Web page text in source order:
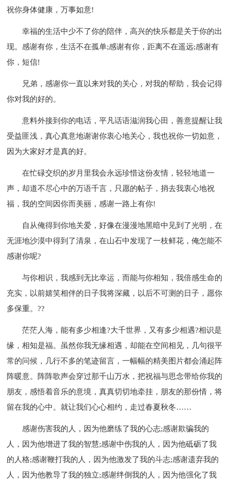
祝你身体健康，万事如意!
幸福的生活中少不了你的陪伴，高兴的快乐都是关于你的出
现。感谢有你，生活不在孤单;感谢有你，距离不在遥远;感谢有
你，短信!
兄弟，感谢你一直以来对我的关心，对我的帮助，我会记得
你对我的好的。
意料外接到你的电话，平凡话语滋润我心田，善意提醒让我
受益匪浅，真心真意地谢谢你衷心地关心，我也祝你一切如意，
因为大家好才是真的好。
在忙碌交织的岁月里我会永远珍惜这份友情，轻轻地道一
声，却道不尽心中的万语千言，只愿的帖子，捎去我衷心地祝
福，我的空间因你而美丽，感谢一路上有你!
自从俺得到你地关爱，好像在漫漫地黑暗中见到了光明，在
无涯地沙漠中得到了清泉，在山石中发现了一枝鲜花，俺怎能不
感谢你呢?
与你相识，我感到无比幸运，而能与你相知，我倍感生命的
充实，以前嬉笑相伴的日子我将深藏，以后不可测的日子，愿你
多保重。??
茫茫人海，能有多少相逢?大千世界，又有多少相遇?相识是
缘，相知是福。虽然你我无缘相遇，却能在空间相见，几句很平
常的问候，几行不多的笔迹留言，一幅幅的精美图片都会涌起阵
阵暖意。阵阵歌声会穿过那千山万水，把祝福与思念带给你我的
朋友，感悟着音乐的意境，真真切切地牵挂，朋友的那份情，将
留在我的心中。就让我们心心相约，走过春夏秋冬……
感谢伤害我的人，因为他磨练了我的心志;感谢欺骗我的
人，因为他增进了我的智慧;感谢中伤我的人，因为他砥砺了我
的人格;感谢鞭打我的人，因为他激发了我的斗志;感谢遗弃我的
人，因为他教导了我的独立;感谢绊倒我的人，因为他强化了我